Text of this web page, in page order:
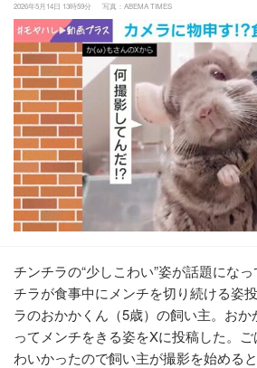
2026年5月14日 13時59分 写真：ABEMA TIMES
チンチラの“少しこわい”姿が話題にな
チラが食事中にメンチを切り続ける姿
ラのおかかくん（5歳）の飼い主。おか
ってメンチをきる姿をXに投稿した。
わいかったので飼い主が撮影を始める